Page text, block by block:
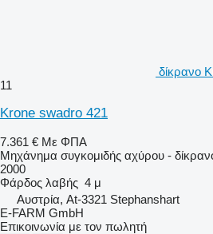
δίκρανο
11
Krone swadro 421
7.361 € Με ΦΠΑ
Μηχάνημα συγκομιδής αχύρου -
2000
Φάρδος λαβής 4 μ
Αυστρία, At-3321 Stephanshart
E-FARM GmbH
Επικοινωνία με τον πωλητή